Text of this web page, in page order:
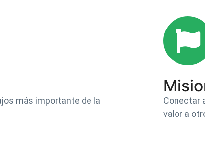
más importante de la
Conectar
valor a